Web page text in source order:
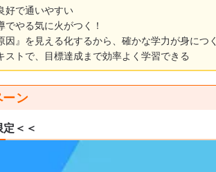
好で通いやすい
やる気に火がつく！
』を見える化するから、確かな学力が身につく
トで、目標達成まで効率よく学習できる
ン
＜＜